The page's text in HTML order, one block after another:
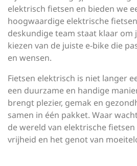
elektrisch fietsen en bieden we
hoogwaardige elektrische
deskundige team staat klaar om
kiezen van de juiste e-bike die
en wensen.
Fietsen elektrisch is niet langer
een duurzame en handige
brengt plezier, gemak en
samen in één pakket. Waar
de wereld van elektrische
vrijheid en het genot van